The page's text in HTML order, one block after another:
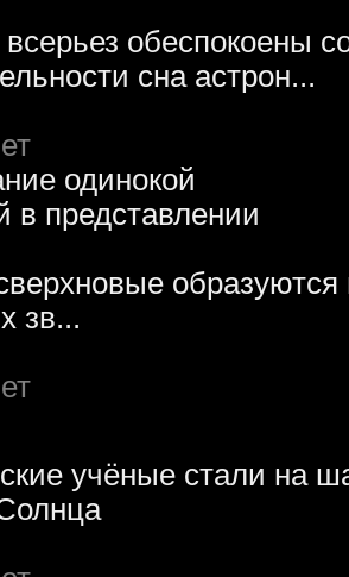
обеспокоены
сна астрон...
образуются
зв...
учёные стали на